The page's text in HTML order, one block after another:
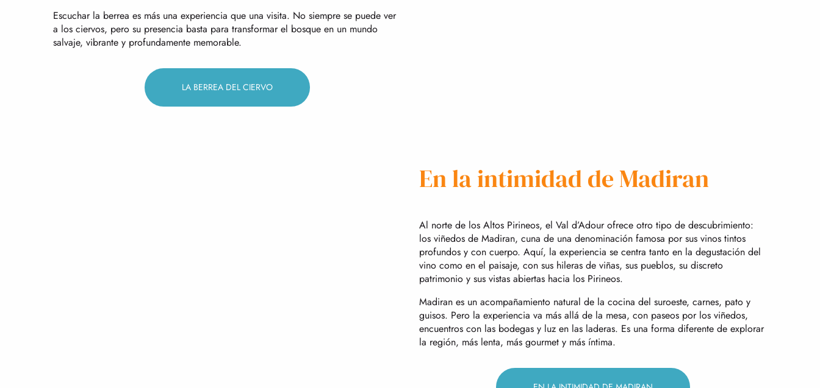
Escuchar la berrea es más una experiencia que una visita. No siempre se puede ver
a los ciervos, pero su presencia basta para transformar el bosque en un mundo
salvaje, vibrante y profundamente memorable.
LA BERREA DEL CIERVO
En la intimidad de Madiran
Al norte de los Altos Pirineos, el Val d’Adour ofrece otro tipo de descubrimiento:
los viñedos de Madiran, cuna de una denominación famosa por sus vinos tintos
profundos y con cuerpo. Aquí, la experiencia se centra tanto en la degustación del
vino como en el paisaje, con sus hileras de viñas, sus pueblos, su discreto
patrimonio y sus vistas abiertas hacia los Pirineos.
Madiran es un acompañamiento natural de la cocina del suroeste, carnes, pato y
guisos. Pero la experiencia va más allá de la mesa, con paseos por los viñedos,
encuentros con las bodegas y luz en las laderas. Es una forma diferente de explorar
la región, más lenta, más gourmet y más íntima.